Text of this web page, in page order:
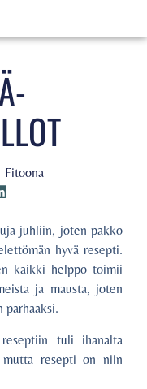
Fitoona
juhliin, joten pakko
hyvä resepti.
kaikki helppo toimii
ja mausta, joten
parhaaksi.
tuli ihanalta
resepti on niin